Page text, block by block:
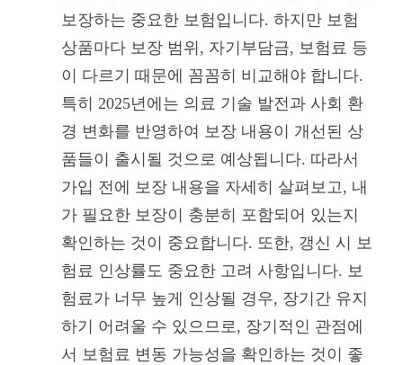
보장하는 중요한 보험입니다. 하지만 보험
상품마다 보장 범위, 자기부담금, 보험료 등
이 다르기 때문에 꼼꼼히 비교해야 합니다.
특히 2025년에는 의료 기술 발전과 사회 환
경 변화를 반영하여 보장 내용이 개선된 상
품들이 출시될 것으로 예상됩니다. 따라서
가입 전에 보장 내용을 자세히 살펴보고, 내
가 필요한 보장이 충분히 포함되어 있는지
확인하는 것이 중요합니다. 또한, 갱신 시 보
험료 인상률도 중요한 고려 사항입니다. 보
험료가 너무 높게 인상될 경우, 장기간 유지
하기 어려울 수 있으므로, 장기적인 관점에
서 보험료 변동 가능성을 확인하는 것이 좋